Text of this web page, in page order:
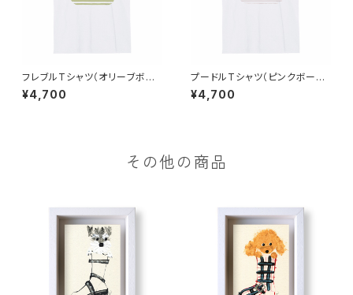
フレブルTシャツ（オリーブボー
ダー）
¥4,700
プードルTシャツ（ピンクボーダ
ー）
¥4,700
その他の商品